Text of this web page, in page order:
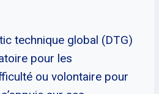
technique global (DTG)
pour les
ou volontaire pour